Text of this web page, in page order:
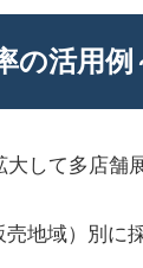
の活用例
して多店舗
地域）別に